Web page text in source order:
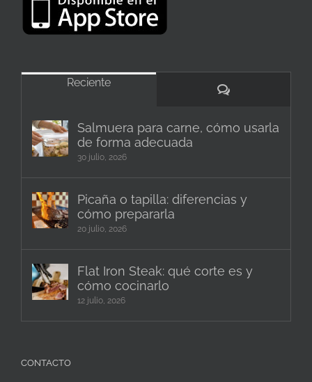
Reciente
Comentarios
Salmuera para carne, cómo usarla
de forma adecuada
30 julio, 2026
Picaña o tapilla: diferencias y
cómo prepararla
20 julio, 2026
Flat Iron Steak: qué corte es y
cómo cocinarlo
12 julio, 2026
CONTACTO